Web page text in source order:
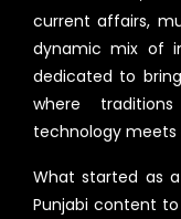
current affairs,
dynamic mix of
dedicated to
where
technology meets
What started as
Punjabi content